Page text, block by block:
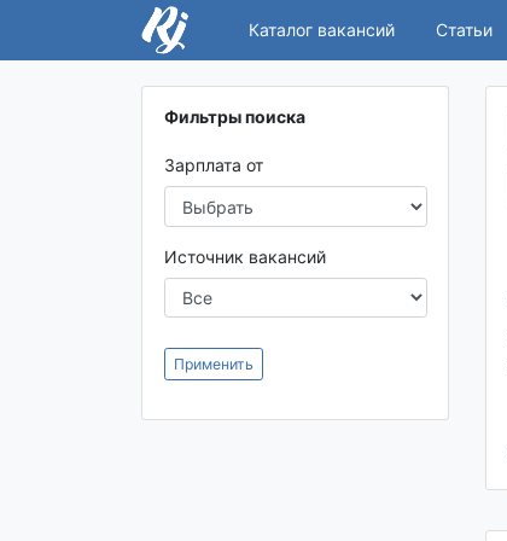
Каталог вакансий Статьи
Фильтры поиска
Зарплата от
Источник вакансий
Применить